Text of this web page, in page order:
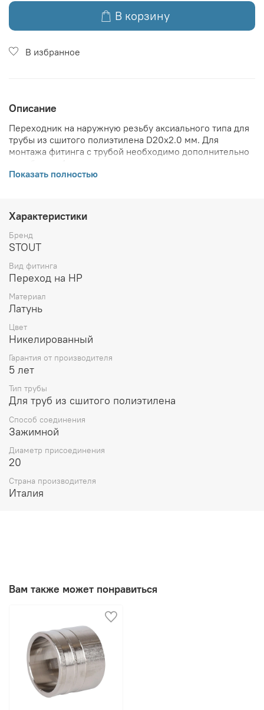
В корзину
В избранное
Описание
Переходник на наружную резьбу аксиального типа для
трубы из сшитого полиэтилена D20x2.0 мм. Для
монтажа фитинга с трубой необходимо дополнительно
диаметра.
габаритах, внешнем виде и цвете, стране производства
и основываются на последних доступных сведениях от
производителя. Производитель оставляет за собой
право в любой момент без обязательного извещения
вносить изменения в дизайн и технические
характеристики, не ухудшающие потребительских
Показать полностью
Характеристики
Бренд
STOUT
Вид фитинга
Переход на НР
Материал
Латунь
Цвет
Никелированный
Гарантия от производителя
5 лет
Тип трубы
Для труб из сшитого полиэтилена
Способ соединения
Зажимной
Диаметр присоединения
20
Страна производителя
Италия
Вам также может понравиться